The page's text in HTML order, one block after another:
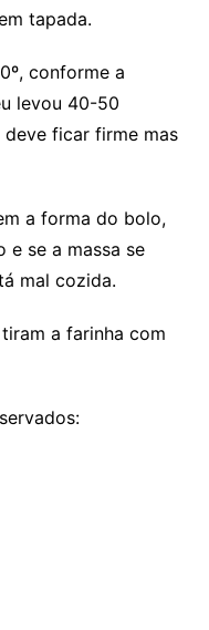
tapada.
conforme a
levou 40-50
deve ficar firme mas
a forma do bolo,
e se a massa se
mal cozida.
a farinha com